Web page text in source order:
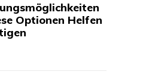
Optionen Helfen